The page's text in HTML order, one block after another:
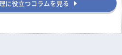
に役立つコラムを見る